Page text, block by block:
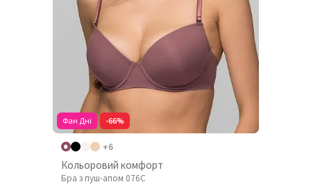
Фан Дні -66%
+6
Кольоровий комфорт
Бра з пуш-апом 076C